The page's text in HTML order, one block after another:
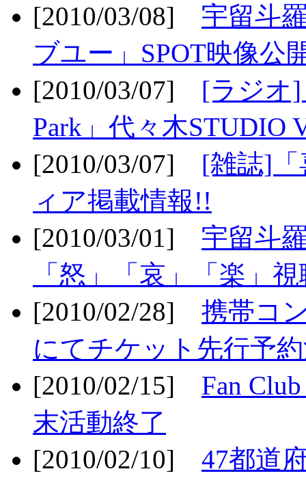
[2010/03/08] 宇留斗
ブユー」SPOT映像公
[2010/03/07] [ラジオ]
Park」代々木STUDIO
[2010/03/07] [雑誌]「
ィア掲載情報!!
[2010/03/01] 宇留斗
「怒」「哀」「楽」
[2010/02/28] 携帯コ
にてチケット先行予
[2010/02/15] Fan
末活動終了
[2010/02/10] 47都道